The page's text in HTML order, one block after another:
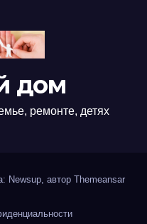
дом
ремонте, детях
Newsup, автор Themeansar